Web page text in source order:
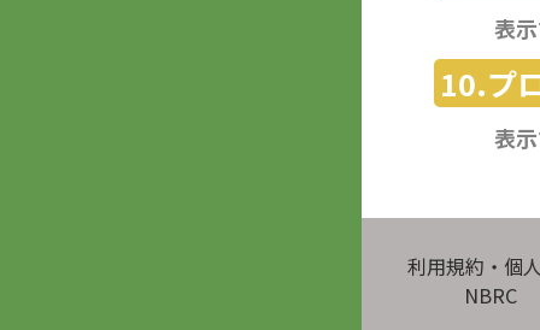
表
10.プ
表
利用規約・個
NBRC